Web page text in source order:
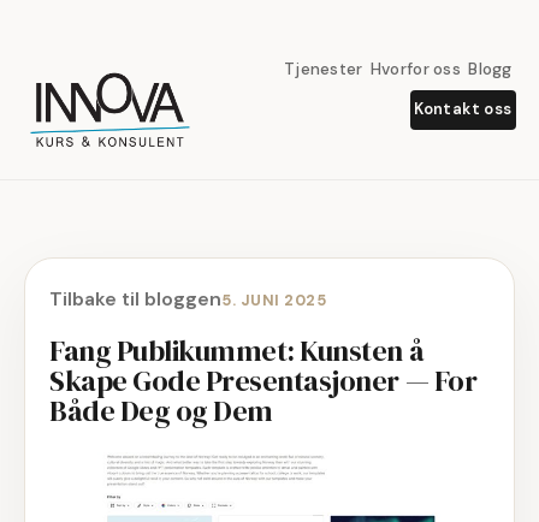
Tjenester Hvorfor oss Blogg
Kontakt oss
Tilbake til bloggen5. JUNI 2025
Fang Publikummet: Kunsten å
Skape Gode Presentasjoner — For
Både Deg og Dem